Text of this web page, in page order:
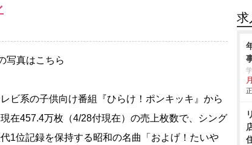
写真はこちら
ビ系の子供向け番組『ひらけ！ポンキッキ』から
在457.4万枚（4/28付現在）の売上枚数で、シング
代1位記録を保持する昭和の名曲「およげ！たい
求